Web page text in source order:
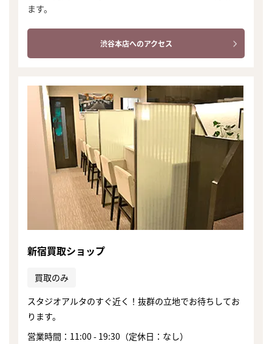
ます。
渋谷本店へのアクセス
新宿買取ショップ
買取のみ
スタジオアルタのすぐ近く！抜群の立地でお待ちしてお
ります。
営業時間：11:00 - 19:30（定休日：なし）